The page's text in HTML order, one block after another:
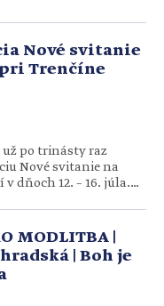
– priateľmi.
Godzone, Rods, Jana
raperi Isaac Records,
Nové svitanie
Trenčíne
po trinásty raz
Nové svitanie na
dňoch 12. – 16. júla.
a deti, opäť
svätú omšu bude
MODLITBA |
| Boh je